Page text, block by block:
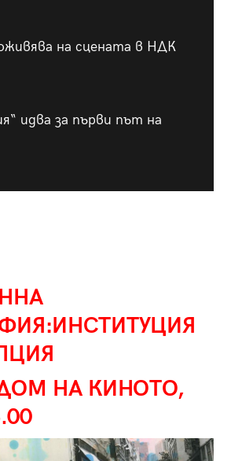
на сцената в НДК
идва за първи път на
НА КИНОТО,